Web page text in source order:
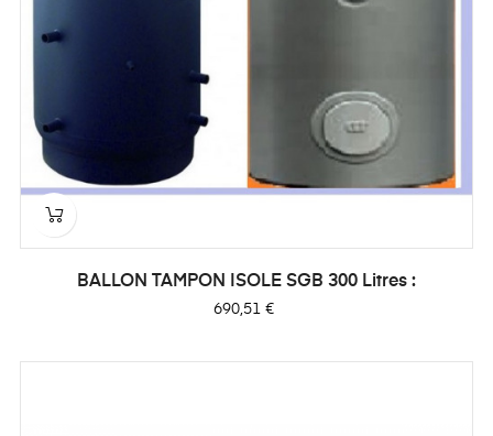
BALLON TAMPON ISOLE SGB 300 Litres :
Prix
690,51 €